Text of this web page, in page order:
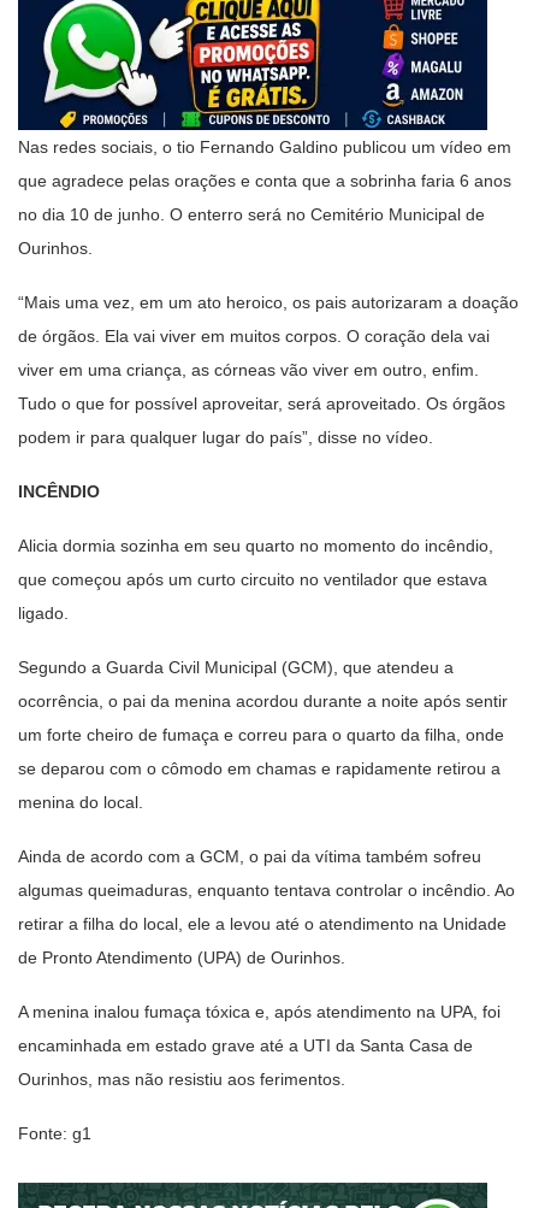
Nas redes sociais, o tio Fernando Galdino publicou um vídeo em
que agradece pelas orações e conta que a sobrinha faria 6 anos
no dia 10 de junho. O enterro será no Cemitério Municipal de
Ourinhos.
“Mais uma vez, em um ato heroico, os pais autorizaram a doação
de órgãos. Ela vai viver em muitos corpos. O coração dela vai
viver em uma criança, as córneas vão viver em outro, enfim.
Tudo o que for possível aproveitar, será aproveitado. Os órgãos
podem ir para qualquer lugar do país”, disse no vídeo.
INCÊNDIO
Alicia dormia sozinha em seu quarto no momento do incêndio,
que começou após um curto circuito no ventilador que estava
ligado.
Segundo a Guarda Civil Municipal (GCM), que atendeu a
ocorrência, o pai da menina acordou durante a noite após sentir
um forte cheiro de fumaça e correu para o quarto da filha, onde
se deparou com o cômodo em chamas e rapidamente retirou a
menina do local.
Ainda de acordo com a GCM, o pai da vítima também sofreu
algumas queimaduras, enquanto tentava controlar o incêndio. Ao
retirar a filha do local, ele a levou até o atendimento na Unidade
de Pronto Atendimento (UPA) de Ourinhos.
A menina inalou fumaça tóxica e, após atendimento na UPA, foi
encaminhada em estado grave até a UTI da Santa Casa de
Ourinhos, mas não resistiu aos ferimentos.
Fonte: g1